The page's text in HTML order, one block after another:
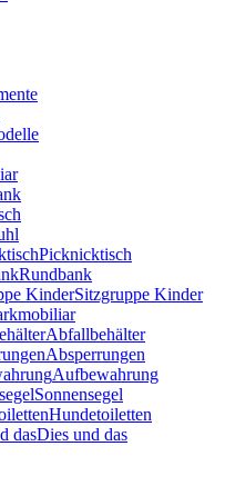
Picknicktisch
Rundbank
Sitzgruppe Kinder
Abfallbehälter
Absperrungen
Aufbewahrung
Sonnensegel
Hundetoiletten
Dies und das